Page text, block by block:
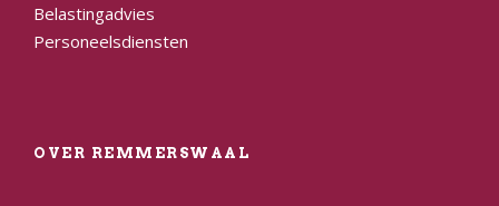
Belastingadvies
Personeelsdiensten
OVER REMMERSWAAL